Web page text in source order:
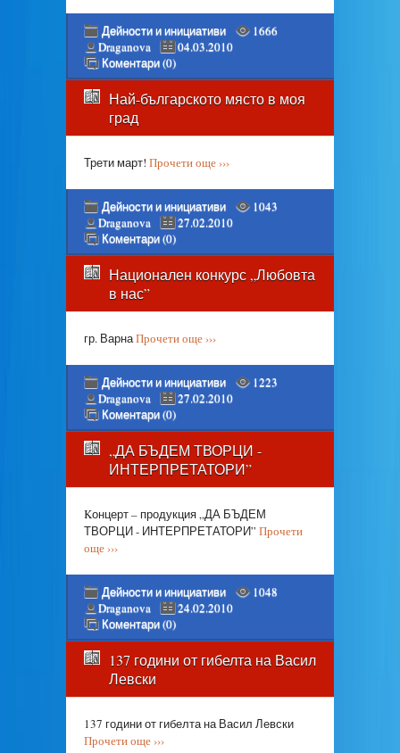
Дейности и инициативи
1666
Draganova
04.03.2010
Коментари (0)
Най-българското място в моя
град
Трети март! Прочети още ›››
Дейности и инициативи
1043
Draganova
27.02.2010
Коментари (0)
Национален конкурс „Любовта
в нас”
гр. ВарнаПрочети още ›››
Дейности и инициативи
1223
Draganova
27.02.2010
Коментари (0)
„ДА БЪДЕМ ТВОРЦИ -
ИНТЕРПРЕТАТОРИ”
Kонцерт – продукция „ДА БЪДЕМ
ТВОРЦИ - ИНТЕРПРЕТАТОРИ” Прочети
още ›››
Дейности и инициативи
1048
Draganova
24.02.2010
Коментари (0)
137 години от гибелта на Васил
Левски
137 години от гибелта на Васил Левски
Прочети още ›››